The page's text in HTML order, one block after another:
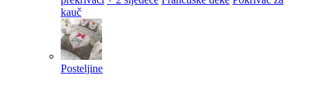
kauč
Posteljine